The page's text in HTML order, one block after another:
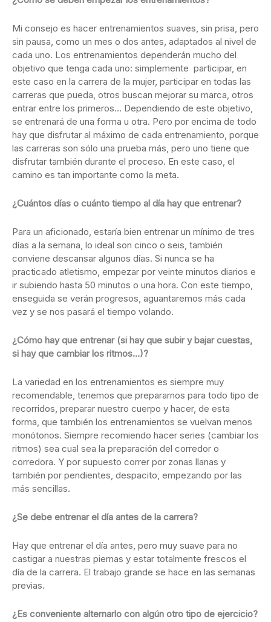
Mi consejo es hacer entrenamientos suaves, sin prisa, pero
sin pausa, como un mes o dos antes, adaptados al nivel de
cada uno. Los entrenamientos dependerán mucho del
objetivo que tenga cada uno: simplemente participar, en
este caso en la carrera de la mujer, participar en todas las
carreras que pueda, otros buscan mejorar su marca, otros
entrar entre los primeros… Dependiendo de este objetivo,
se entrenará de una forma u otra. Pero por encima de todo
hay que disfrutar al máximo de cada entrenamiento, porque
las carreras son sólo una prueba más, pero uno tiene que
disfrutar también durante el proceso. En este caso, el
camino es tan importante como la meta.
¿Cuántos días o cuánto tiempo al día hay que entrenar?
Para un aficionado, estaría bien entrenar un mínimo de tres
días a la semana, lo ideal son cinco o seis, también
conviene descansar algunos días. Si nunca se ha
practicado atletismo, empezar por veinte minutos diarios e
ir subiendo hasta 50 minutos o una hora. Con este tiempo,
enseguida se verán progresos, aguantaremos más cada
vez y se nos pasará el tiempo volando.
¿Cómo hay que entrenar (si hay que subir y bajar cuestas,
si hay que cambiar los ritmos…)?
La variedad en los entrenamientos es siempre muy
recomendable, tenemos que prepararnos para todo tipo de
recorridos, preparar nuestro cuerpo y hacer, de esta
forma, que también los entrenamientos se vuelvan menos
monótonos. Siempre recomiendo hacer series (cambiar los
ritmos) sea cual sea la preparación del corredor o
corredora. Y por supuesto correr por zonas llanas y
también por pendientes, despacito, empezando por las
más sencillas.
¿Se debe entrenar el día antes de la carrera?
Hay que entrenar el día antes, pero muy suave para no
castigar a nuestras piernas y estar totalmente frescos el
día de la carrera. El trabajo grande se hace en las semanas
previas.
¿Es conveniente alternarlo con algún otro tipo de ejercicio?